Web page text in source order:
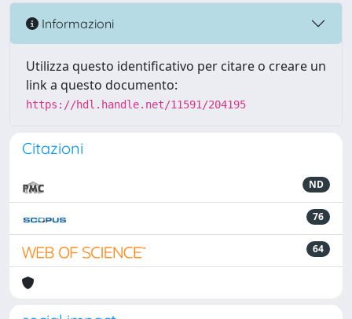
Informazioni
Utilizza questo identificativo per citare o creare un
link a questo documento:
https://hdl.handle.net/11591/204195
Citazioni
ND
76
64